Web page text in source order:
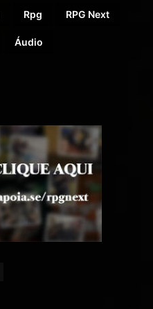
Rpg RPG Next
Áudio